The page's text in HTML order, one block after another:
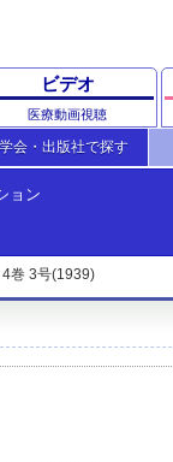
ビデオ
医療動画視聴
学会・出版社で探す
ョン
4巻 3号(1939)